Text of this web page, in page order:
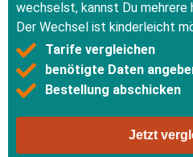
wechselst, kannst Du mehrere
Der Wechsel ist kinderleicht
Tarife vergleichen
benötigte Daten
Bestellung abschicken
Jetzt